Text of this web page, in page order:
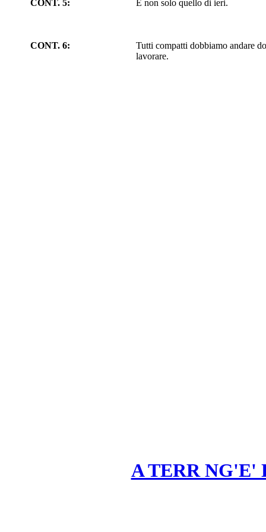
CONT. 5: E non solo quello di ieri.
CONT. 6:
Tutti compatti dobbiamo andare
lavorare.
A TERR NG'E'